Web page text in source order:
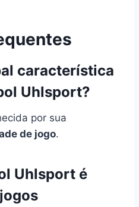
característica
Uhlsport?
por sua
de jogo.
Uhlsport é